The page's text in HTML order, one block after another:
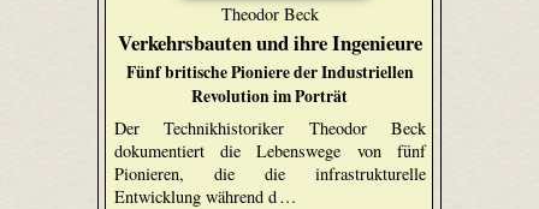
Theodor Beck
Verkehrsbauten und ihre Ingenieure
Fünf britische Pioniere der Industriellen
Revolution im Porträt
Der Technikhistoriker Theodor Beck
dokumentiert die Lebenswege von fünf
Pionieren, die die infrastrukturelle
Entwicklung während d …